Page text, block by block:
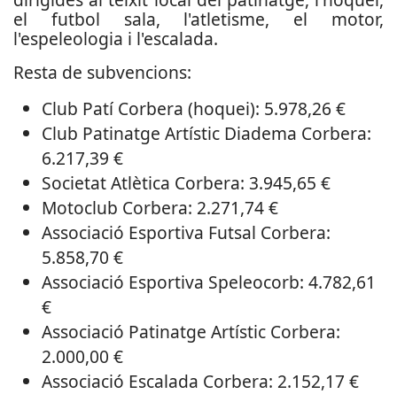
el futbol sala, l'atletisme, el motor,
l'espeleologia i l'escalada.
Resta de subvencions:
Club Patí Corbera (hoquei): 5.978,26 €
Club Patinatge Artístic Diadema Corbera:
6.217,39 €
Societat Atlètica Corbera: 3.945,65 €
Motoclub Corbera: 2.271,74 €
Associació Esportiva Futsal Corbera:
5.858,70 €
Associació Esportiva Speleocorb: 4.782,61
€
Associació Patinatge Artístic Corbera:
2.000,00 €
Associació Escalada Corbera: 2.152,17 €